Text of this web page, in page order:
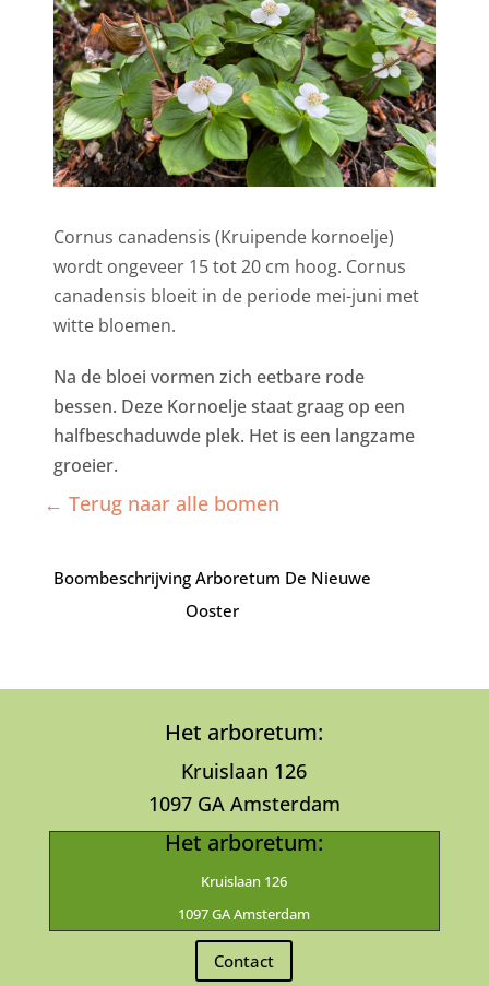
Cornus canadensis (Kruipende kornoelje)
wordt ongeveer 15 tot 20 cm hoog. Cornus
canadensis bloeit in de periode mei-juni met
witte bloemen.
Na de bloei vormen zich eetbare rode
bessen. Deze Kornoelje staat graag op een
halfbeschaduwde plek. Het is een langzame
groeier.
← Terug naar alle bomen
Boombeschrijving Arboretum De Nieuwe
Ooster
Het arboretum:
Kruislaan 126
1097 GA Amsterdam
Het arboretum:
Kruislaan 126
1097 GA Amsterdam
Contact